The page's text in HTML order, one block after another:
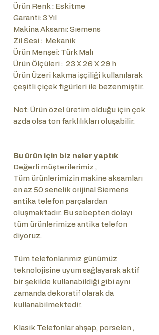
Ürün Renk : Eskitme
Garanti: 3 Yıl
Makina Aksamı: Sıemens
Zil Sesi : Mekanik
Ürün Menşei: Türk Malı
Ürün Ölçüleri : 23 X 26 X 29 h
Ürün Üzeri kakma işçiliği kullanılarak
çeşitli çiçek figürleri ile bezenmiştir.
Not: Ürün özel üretim olduğu için çok
azda olsa ton farklılıkları oluşabilir.
Bu ürün için biz neler yaptık
Değerli müşterilerimiz ,
Tüm ürünlerimizin makine aksamları
en az 50 senelik orijinal Siemens
antika telefon parçalardan
oluşmaktadır. Bu sebepten dolayı
tüm ürünlerimize antika telefon
diyoruz.
Tüm telefonlarımız günümüz
teknolojisine uyum sağlayarak aktif
bir şekilde kullanabildiği gibi aynı
zamanda dekoratif olarak da
kullanabilmektedir.
Klasik Telefonlar ahşap, porselen ,